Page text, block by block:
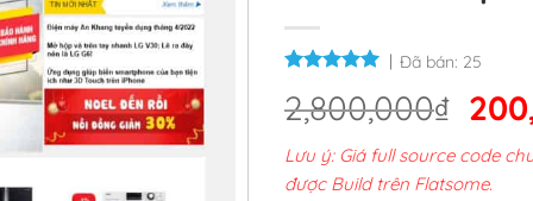
Đã bán: 25
2,800,000₫ Giá
gốc
là:
Lưu ý: Giá full source code
được Build trên Flatsome.